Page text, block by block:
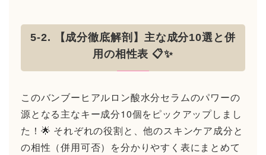
5-2. 【成分徹底解剖】主な成分10選と併
用の相性表 📋✨
このバンブーヒアルロン酸水分セラムのパワーの
源となる主なキー成分10個をピックアップしまし
た！🌟 それぞれの役割と、他のスキンケア成分と
の相性（併用可否）を分かりやすく表にまとめて